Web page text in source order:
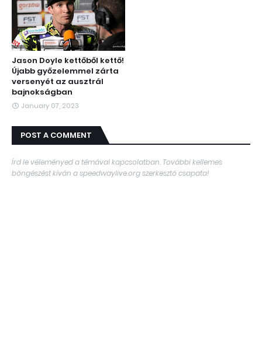
Jason Doyle kettőből kettő!
Újabb győzelemmel zárta
versenyét az ausztrál
bajnokságban
January 07, 2023
POST A COMMENT
Írd le véleményed a témával kapcsolatban. További kellemes
böngészést kíván a speedwaylive.org szerkesztő csapata!